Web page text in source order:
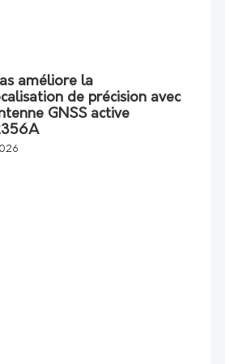
améliore la
de précision avec
GNSS active